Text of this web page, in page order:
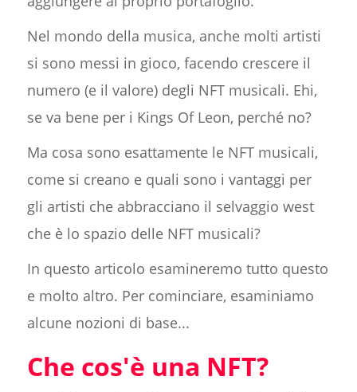
Nel mondo della musica, anche molti artisti
si sono messi in gioco, facendo crescere il
numero (e il valore) degli NFT musicali. Ehi,
se va bene per i Kings Of Leon, perché no?
Ma cosa sono esattamente le NFT musicali,
come si creano e quali sono i vantaggi per
gli artisti che abbracciano il selvaggio west
che è lo spazio delle NFT musicali?
In questo articolo esamineremo tutto questo
e molto altro. Per cominciare, esaminiamo
alcune nozioni di base...
Che cos'è una NFT?